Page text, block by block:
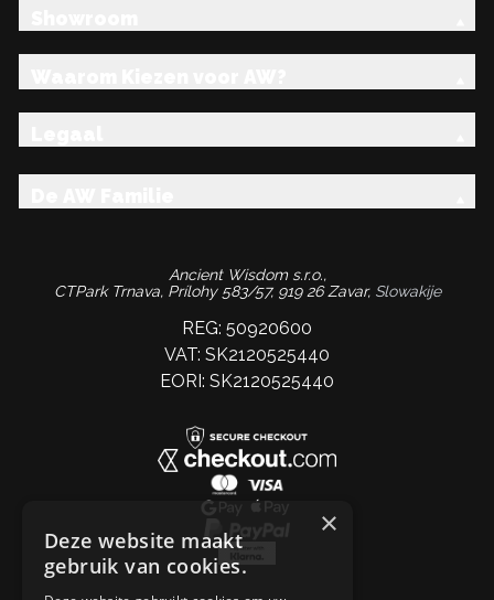
Ancient Wisdom s.r.o.,
CTPark Trnava, Prílohy 583/57, 919 26 Zavar, Slowakije
REG: 50920600
VAT: SK2120525440
EORI: SK2120525440
×
Deze website maakt
gebruik van cookies.